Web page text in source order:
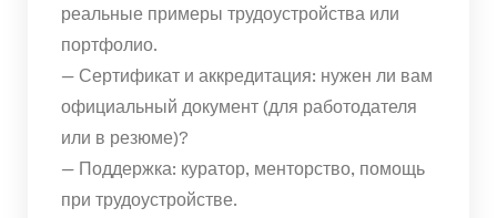
реальные примеры трудоустройства или
портфолио.
— Сертификат и аккредитация: нужен ли вам
официальный документ (для работодателя
или в резюме)?
— Поддержка: куратор, менторство, помощь
при трудоустройстве.